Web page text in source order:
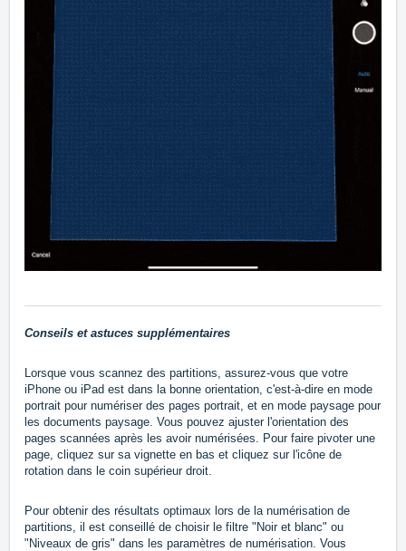
Conseils et astuces supplémentaires
Lorsque vous scannez des partitions, assurez-vous que votre
iPhone ou iPad est dans la bonne orientation, c'est-à-dire en mode
portrait pour numériser des pages portrait, et en mode paysage pour
les documents paysage. Vous pouvez ajuster l'orientation des
pages scannées après les avoir numérisées. Pour faire pivoter une
page, cliquez sur sa vignette en bas et cliquez sur l'icône de
rotation dans le coin supérieur droit.
Pour obtenir des résultats optimaux lors de la numérisation de
partitions, il est conseillé de choisir le filtre "Noir et blanc" ou
"Niveaux de gris" dans les paramètres de numérisation. Vous